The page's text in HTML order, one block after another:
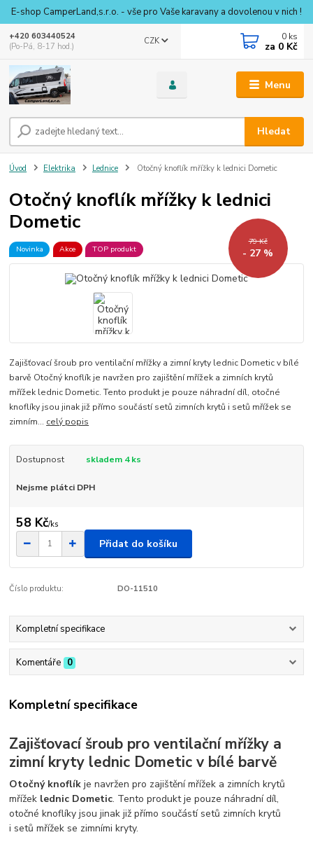
E-shop CamperLand,s.r.o. - vše pro Vaše karavany a dovolenou v nich !
Menu
CZK
Hledat
+420 603440524
(Po-Pá, 8-17 hod.)
0 ks
za 0 Kč
Úvod Elektrika Lednice Otočný knoflík mřížky k lednici Dometic
Otočný knoflík mřížky k lednici
Dometic
Novinka Akce TOP produkt
79 Kč
- 27 %
Zajišťovací šroub pro ventilační mřížky a zimní kryty lednic Dometic v bílé
barvě Otočný knoflík je navržen pro zajištění mřížek a zimních krytů
mřížek lednic Dometic. Tento produkt je pouze náhradní díl, otočné
knoflíky jsou jinak již přímo součástí setů zimních krytů i setů mřížek se
zimním... celý popis
Dostupnost skladem 4 ks
Nejsme plátci DPH
58 Kč/ks
Přidat do košíku
Číslo produktu: DO-11510
Kompletní specifikace
Komentáře 0
Kompletní specifikace
Zajišťovací šroub pro ventilační mřížky a
zimní kryty lednic Dometic v bílé barvě
Otočný knoflík je navržen pro zajištění mřížek a zimních krytů
mřížek lednic Dometic. Tento produkt je pouze náhradní díl,
otočné knoflíky jsou jinak již přímo součástí setů zimních krytů
i setů mřížek se zimními kryty.